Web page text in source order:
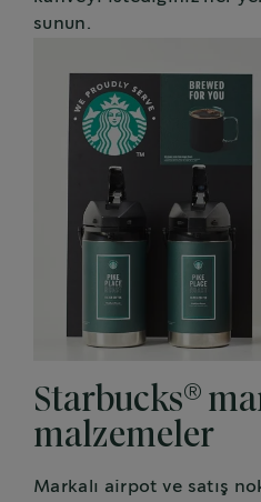
sunun.
Starbucks®
malzemeler
Markalı airpot ve satış